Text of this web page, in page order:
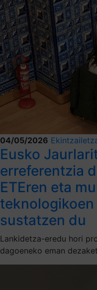
04/05/2026
Eusko
erreferentzia
ETEren eta
sustatzen du
Lankidetza-eredu hori
dagoeneko eman